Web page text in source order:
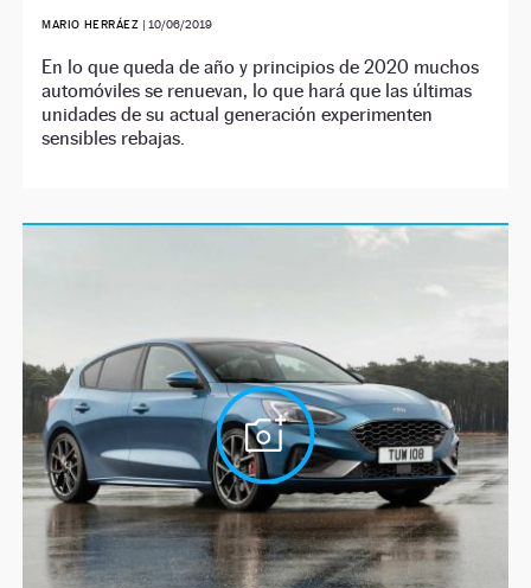
MARIO HERRÁEZ | 10/06/2019
En lo que queda de año y principios de 2020 muchos
automóviles se renuevan, lo que hará que las últimas
unidades de su actual generación experimenten
sensibles rebajas.